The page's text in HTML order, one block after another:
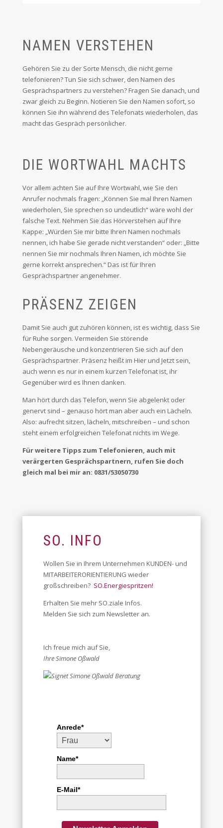
NAMEN VERSTEHEN
Gehören Sie zu der Sorte Mensch, die nicht gerne
telefonieren? Tun Sie sich schwer, den Namen des
Gesprächspartners zu verstehen? Fragen Sie danach, und
zwar gleich zu Beginn. Notieren Sie den Namen sofort, so
können Sie ihn während des Telefonats wiederholen, das
macht das Gespräch persönlicher.
DIE WORTWAHL MACHTS
Vor allem achten Sie auf Ihre Wortwahl, wie Sie den
Anrufer nochmals fragen: „Können Sie mal Ihren Namen
wiederholen, Sie sprechen so undeutlich“ wäre wohl der
falsche Text. Nehmen Sie das Hörverstehen auf Ihre
Kappe: „Würden Sie mir bitte Ihren Namen nochmals
nennen, ich habe Sie gerade nicht verstanden“ oder: „Bitte
nennen Sie mir nochmals Ihren Namen, ich möchte Sie
gerne korrekt ansprechen.“ Das ist für Ihren
Gesprächspartner angenehmer.
PRÄSENZ ZEIGEN
Damit Sie auch gut zuhören können, ist es wichtig, dass Sie
für Ruhe sorgen. Vermeiden Sie störende
Nebengeräusche und konzentrieren Sie sich auf den
Gesprächspartner. Präsenz heißt im Hier und Jetzt sein,
auch wenn es nur in einem kurzen Telefonat ist, ihr
Gegenüber wird es Ihnen danken.
Man hört durch das Telefon, wenn Sie abgelenkt oder
genervt sind – genauso hört man aber auch ein Lächeln.
Also: aufrecht sitzen, lächeln, mitschreiben – und schon
steht einem erfolgreichen Telefonat nichts im Wege.
Für weitere Tipps zum Telefonieren, auch mit
verärgerten Gesprächspartnern, rufen Sie doch
gleich mal bei mir an: 0831/53050730
SO. INFO
Wollen Sie in Ihrem Unternehmen KUNDEN- und
MITARBEITERORIENTIERUNG wieder
großschreiben? SO.Energiespritzen!
Erhalten Sie mehr SO.ziale Infos.
Melden Sie sich zum Newsletter an.
Ich freue mich auf Sie,
Ihre Simone Oßwald
Anrede*
Name*
E-Mail*